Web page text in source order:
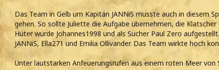
Das Team in Gelb um Kapitän JANNiS musste auch in diesem
gehen. So sollte Juliette die Aufgabe übernehmen, die
Hüter wurde Johannes1998 und als Sucher Paul Zero
JANNiS, Ella271 und Emilia Ollivander. Das Team wirkte hoch
Unter lautstarken Anfeuerungsrufen aus einem roten Meer von